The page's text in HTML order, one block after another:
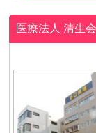
医療法人 清生